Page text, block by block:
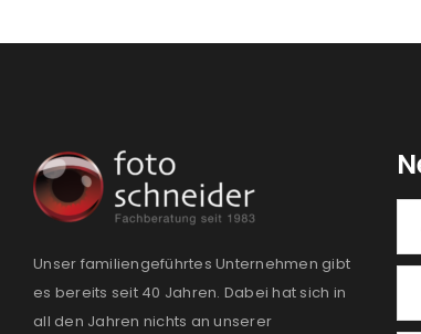
Unser familiengeführtes Unternehmen gibt
es bereits seit 40 Jahren. Dabei hat sich in
all den Jahren nichts an unserer